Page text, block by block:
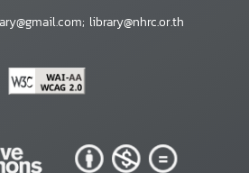
library@nhrc.or.th